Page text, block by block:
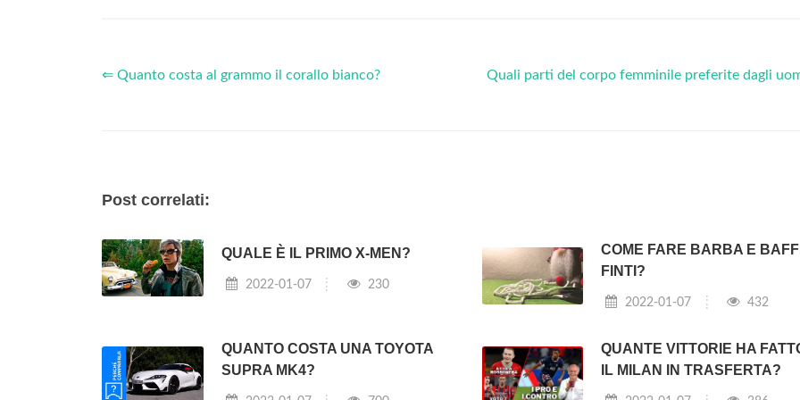
⇐ Quanto costa al grammo il corallo bianco? Quali parti del corpo femminile preferite dagli
Post correlati:
QUALE È IL PRIMO X-MEN?
2022-01-07 230
COME FARE BARBA E BAFFI
FINTI?
2022-01-07 432
QUANTO COSTA UNA TOYOTA
SUPRA MK4?
QUANTE VITTORIE HA
IL MILAN IN TRASFERTA?